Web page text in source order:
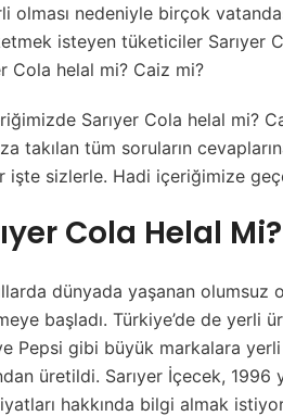
olması nedeniyle birçok
isteyen tüketiciler Sarıyer
Cola helal mi? Caiz mi?
Sarıyer Cola helal mi?
takılan tüm soruların
işte sizlerle. Hadi içeriğimize
Cola Helal Mi?
dünyada yaşanan
başladı. Türkiye’de de yerli
Pepsi gibi büyük markalara
üretildi. Sarıyer İçecek, 1996
hakkında bilgi almak